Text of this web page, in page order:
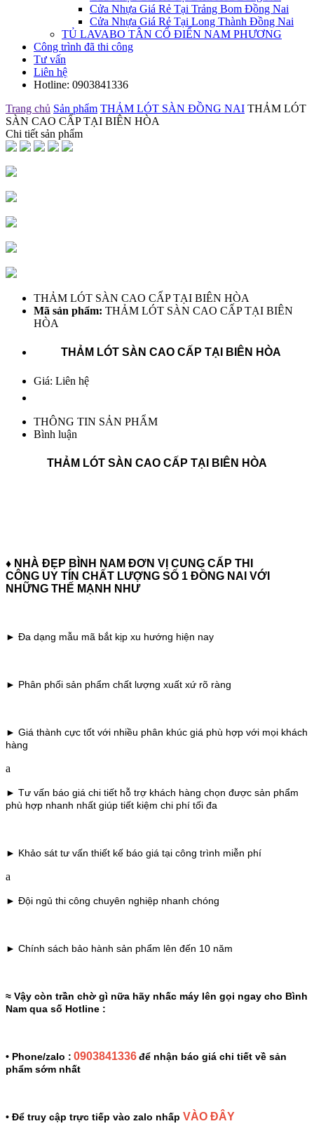
Cửa Nhựa Giá Rẻ Tại Trảng Bom Đồng Nai
Cửa Nhựa Giá Rẻ Tại Long Thành Đồng Nai
TỦ LAVABO TÂN CỔ ĐIỂN NAM PHƯƠNG
Công trình đã thi công
Tư vấn
Liên hệ
Hotline: 0903841336
Trang chủ Sản phẩm THẢM LÓT SÀN ĐỒNG NAI THẢM LÓT
SÀN CAO CẤP TẠI BIÊN HÒA
Chi tiết sản phẩm
THẢM LÓT SÀN CAO CẤP TẠI BIÊN HÒA
Mã sản phẩm: THẢM LÓT SÀN CAO CẤP TẠI BIÊN
HÒA
THẢM LÓT SÀN CAO CẤP TẠI BIÊN HÒA
Giá: Liên hệ
THÔNG TIN SẢN PHẨM
Bình luận
THẢM LÓT SÀN CAO CẤP TẠI BIÊN HÒA
♦ NHÀ ĐẸP BÌNH NAM ĐƠN VỊ CUNG CẤP THI
CÔNG UY TÍN CHẤT LƯỢNG SỐ 1 ĐỒNG NAI VỚI
NHỮNG THẾ MẠNH NHƯ
► Đa dạng mẫu mã bắt kịp xu hướng hiện nay
► Phân phối sản phẩm chất lượng xuất xứ rõ ràng
► Giá thành cực tốt với nhiều phân khúc giá phù hợp với mọi khách
hàng
a
► Tư vấn báo giá chi tiết hỗ trợ khách hàng chọn được sản phẩm
phù hợp nhanh nhất giúp tiết kiệm chi phí tối đa
► Khảo sát tư vấn thiết kế báo giá tại công trình miễn phí
a
► Đội ngủ thi công chuyên nghiệp nhanh chóng
► Chính sách bảo hành sản phẩm lên đến 10 năm
≈ Vậy còn trần chờ gì nữa hãy nhấc máy lên gọi ngay cho Bình
Nam qua số Hotline :
• Phone/zalo : 0903841336để nhận báo giá chi tiết về sản
phẩm sớm nhất
• Để truy cập trực tiếp vào zalo nhấp VÀO ĐÂY